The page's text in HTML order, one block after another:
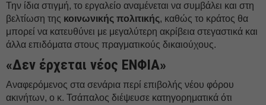
Την ίδια στιγμή, το εργαλείο αναμένεται να συμβάλει και στη
βελτίωση της κοινωνικής πολιτικής, καθώς το κράτος θα
μπορεί να κατευθύνει με μεγαλύτερη ακρίβεια στεγαστικά και
άλλα επιδόματα στους πραγματικούς δικαιούχους.
«Δεν έρχεται νέος ΕΝΦΙΑ»
Αναφερόμενος στα σενάρια περί επιβολής νέου φόρου
ακινήτων, ο κ. Τσάπαλος διέψευσε κατηγορηματικά ότι